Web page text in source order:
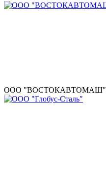
ООО "ВОСТОКАВТОМАШ"